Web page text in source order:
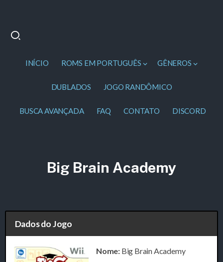
INÍCIO ROMS EM PORTUGUÊS GÊNEROS
DUBLADOS JOGO RANDÔMICO
BUSCA AVANÇADA FAQ CONTATO DISCORD
Big Brain Academy
Dados do Jogo
Nome: Big Brain Academy